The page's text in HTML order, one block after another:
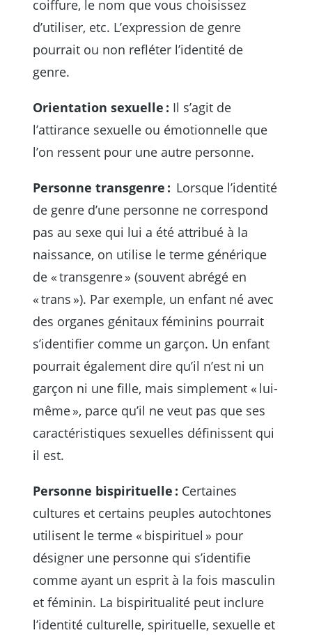
coiffure, le nom que vous choisissez
d’utiliser, etc. L’expression de genre
pourrait ou non refléter l’identité de
genre.
Orientation sexuelle : Il s’agit de
l’attirance sexuelle ou émotionnelle que
l’on ressent pour une autre personne.
Personne transgenre : Lorsque l’identité
de genre d’une personne ne correspond
pas au sexe qui lui a été attribué à la
naissance, on utilise le terme générique
de « transgenre » (souvent abrégé en
« trans »). Par exemple, un enfant né avec
des organes génitaux féminins pourrait
s’identifier comme un garçon. Un enfant
pourrait également dire qu’il n’est ni un
garçon ni une fille, mais simplement « lui-
même », parce qu’il ne veut pas que ses
caractéristiques sexuelles définissent qui
il est.
Personne bispirituelle : Certaines
cultures et certains peuples autochtones
utilisent le terme « bispirituel » pour
désigner une personne qui s’identifie
comme ayant un esprit à la fois masculin
et féminin. La bispiritualité peut inclure
l’identité culturelle, spirituelle, sexuelle et